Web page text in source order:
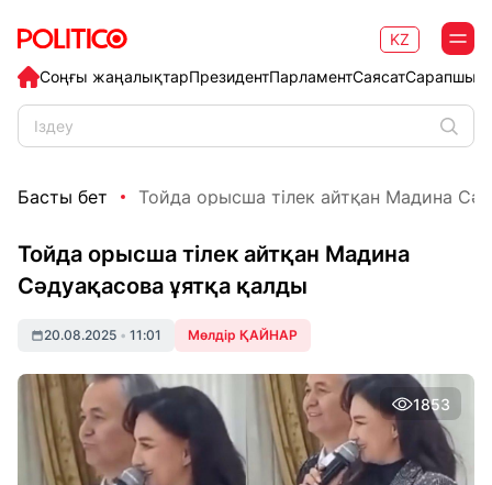
Соңғы жаңалықтарПрезидентПарламентСаясат
KZ
Басты бет Тойда орысша тілек айтқан Мадина
Тойда орысша тілек айтқан Мадина
Сәдуақасова ұятқа қалды
20.08.2025 • 11:01 Мөлдір ҚАЙНАР
1853